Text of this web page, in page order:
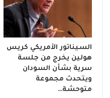
السيناتور الأمريكي كريس
هولين يخرج من جلسة
سرية بشأن السودان
ويتحدث مجموعة
متوحشة…